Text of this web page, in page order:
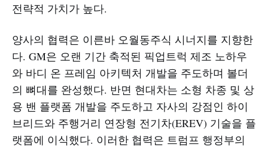
전략적 가치가 높다.
양사의 협력은 이른바 오월동주식 시너지를 지향한
다. GM은 오랜 기간 축적된 픽업트럭 제조 노하우
와 바디 온 프레임 아키텍처 개발을 주도하며 볼더
의 뼈대를 완성했다. 반면 현대차는 소형 차종 및 상
용 밴 플랫폼 개발을 주도하고 자사의 강점인 하이
브리드와 주행거리 연장형 전기차(EREV) 기술을 플
랫폼에 이식했다. 이러한 협력은 트럼프 행정부의